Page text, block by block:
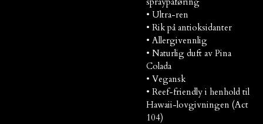
• Ultra-ren
• Rik på antioksidanter
• Allergivennlig
• Naturlig duft av Pina
Colada
• Vegansk
• Reef-friendly i henhold til
Hawaii-lovgivningen (Act
104)